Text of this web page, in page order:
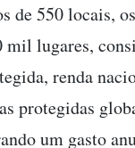
de 550 locais,
lugares,
renda
protegidas
um gasto